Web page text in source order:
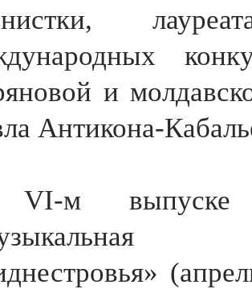
и
Антикона-
м выпуске